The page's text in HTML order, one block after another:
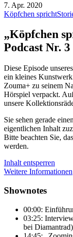
7. Apr. 2020
Köpfchen spricht
„Köpfchen
Podcast Nr. 3
Diese Episode
ein kleines
Zouma+ zu seinem
Hörspiel verpackt.
unsere
Sie sehen gerade
eigentlichen Inhalt
Bitte beachten Sie,
werden.
Inhalt entsperren
Weitere Informationen
Shownotes
00:00:
03:25:
bei